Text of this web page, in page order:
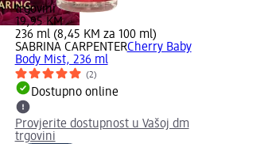
trgovini
19,95 KM
236 ml (8,45 KM za 100 ml)
SABRINA CARPENTERCherry Baby
Body Mist, 236 ml
(2)
Dostupno online
Provjerite dostupnost u Vašoj dm
trgovini